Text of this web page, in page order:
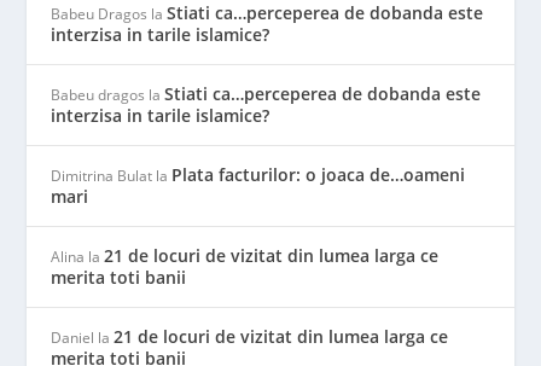
Babeu Dragos laStiati ca…perceperea de dobanda este
interzisa in tarile islamice?
Babeu dragos laStiati ca…perceperea de dobanda este
interzisa in tarile islamice?
Dimitrina Bulat la Plata facturilor: o joaca de…oameni
mari
Alina la21 de locuri de vizitat din lumea larga ce
merita toti banii
Daniel la21 de locuri de vizitat din lumea larga ce
merita toti banii